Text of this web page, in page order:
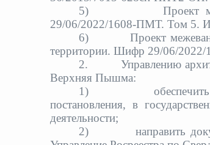
5)
Проект
29/06/2022/1608-ПМТ. Том 5.
6)
Проект
территории. Шифр 29/06/
2.
Управлению
Верхняя Пышма:
1)
постановления, в
деятельности;
2)
направить